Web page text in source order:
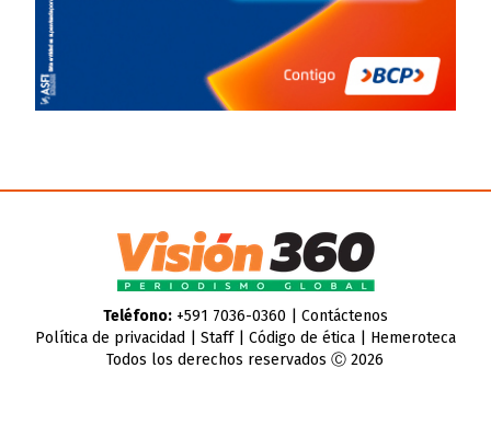
Teléfono:+591 7036-0360 | Contáctenos
Política de privacidad
Staff| Código de ética| Hemeroteca
Todos los derechos reservados Ⓒ 2026